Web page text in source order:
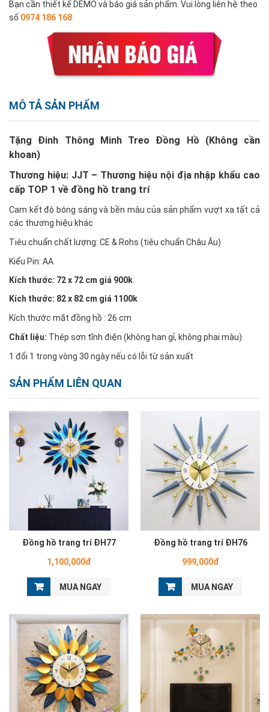
Bạn cần thiết kế DEMO và báo giá sản phẩm. Vui lòng liên hệ theo
số 0974 186 168
MÔ TẢ SẢN PHẨM
Tặng Đinh Thông Minh Treo Đồng Hồ (Không cần
khoan)
Thương hiệu: JJT – Thương hiệu nội địa nhập khẩu cao
cấp TOP 1 về đồng hồ trang trí
Cam kết độ bóng sáng và bền màu của sản phẩm vượt xa tất cả
các thương hiệu khác
Tiêu chuẩn chất lượng: CE & Rohs (tiêu chuẩn Châu Âu)
Kiểu Pin: AA
Kích thước: 72 x 72 cm giá 900k
Kích thước: 82 x 82 cm giá 1100k
Kích thước mặt đồng hồ : 26 cm
Chất liệu: Thép sơn tĩnh điện (không han gỉ, không phai màu)
1 đổi 1 trong vòng 30 ngày nếu có lỗi từ sản xuất
SẢN PHẨM LIÊN QUAN
Đồng hồ trang trí ĐH77
1,100,000đ
MUA NGAY
Đồng hồ trang trí ĐH76
999,000đ
MUA NGAY